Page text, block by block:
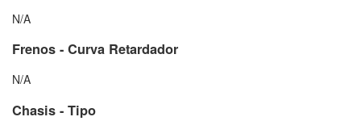
N/A
Frenos - Curva Retardador
N/A
Chasis - Tipo